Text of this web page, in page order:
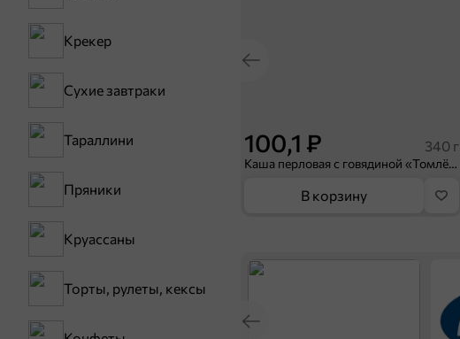
Крекер
Сухие завтраки
Тараллини
Пряники
Круассаны
Торты, рулеты, кексы
100,1 ₽ 340 г
Каша перловая с говядиной «Томлёная по-домашнему» «Главпродукт», 340 г
В корзину